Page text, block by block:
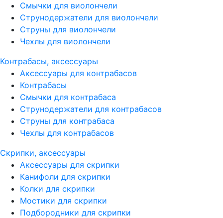
Смычки для виолончели
Струнодержатели для виолончели
Струны для виолончели
Чехлы для виолончели
Контрабасы, аксессуары
Аксессуары для контрабасов
Контрабасы
Смычки для контрабаса
Струнодержатели для контрабасов
Струны для контрабаса
Чехлы для контрабасов
Скрипки, аксессуары
Аксессуары для скрипки
Канифоли для скрипки
Колки для скрипки
Мостики для скрипки
Подбородники для скрипки